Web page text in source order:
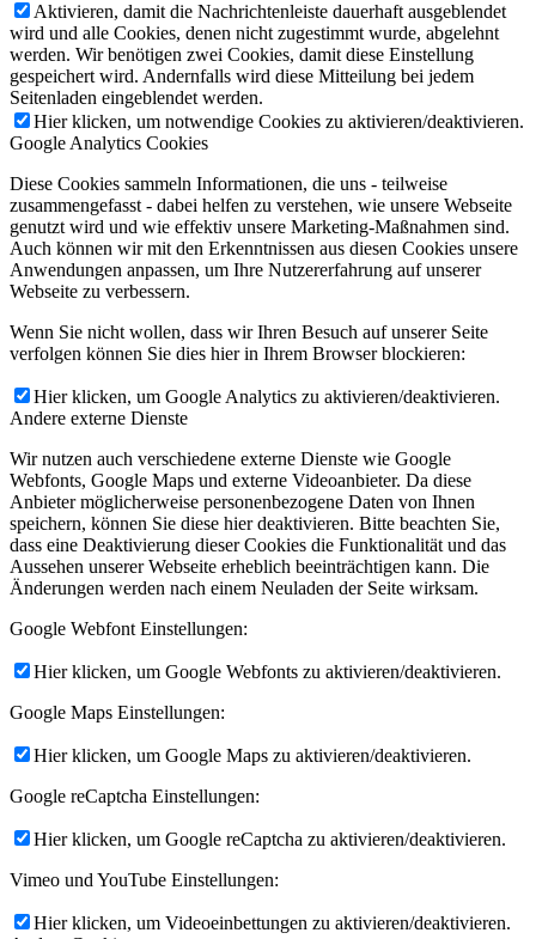
Aktivieren, damit die Nachrichtenleiste dauerhaft ausgeblendet
wird und alle Cookies, denen nicht zugestimmt wurde, abgelehnt
werden. Wir benötigen zwei Cookies, damit diese Einstellung
gespeichert wird. Andernfalls wird diese Mitteilung bei jedem
Seitenladen eingeblendet werden.
Hier klicken, um notwendige Cookies zu aktivieren/deaktivieren.
Google Analytics Cookies
Diese Cookies sammeln Informationen, die uns - teilweise
zusammengefasst - dabei helfen zu verstehen, wie unsere Webseite
genutzt wird und wie effektiv unsere Marketing-Maßnahmen sind.
Auch können wir mit den Erkenntnissen aus diesen Cookies unsere
Anwendungen anpassen, um Ihre Nutzererfahrung auf unserer
Webseite zu verbessern.
Wenn Sie nicht wollen, dass wir Ihren Besuch auf unserer Seite
verfolgen können Sie dies hier in Ihrem Browser blockieren:
Hier klicken, um Google Analytics zu aktivieren/deaktivieren.
Andere externe Dienste
Wir nutzen auch verschiedene externe Dienste wie Google
Webfonts, Google Maps und externe Videoanbieter. Da diese
Anbieter möglicherweise personenbezogene Daten von Ihnen
speichern, können Sie diese hier deaktivieren. Bitte beachten Sie,
dass eine Deaktivierung dieser Cookies die Funktionalität und das
Aussehen unserer Webseite erheblich beeinträchtigen kann. Die
Änderungen werden nach einem Neuladen der Seite wirksam.
Google Webfont Einstellungen:
Hier klicken, um Google Webfonts zu aktivieren/deaktivieren.
Google Maps Einstellungen:
Hier klicken, um Google Maps zu aktivieren/deaktivieren.
Google reCaptcha Einstellungen:
Hier klicken, um Google reCaptcha zu aktivieren/deaktivieren.
Vimeo und YouTube Einstellungen:
Hier klicken, um Videoeinbettungen zu aktivieren/deaktivieren.